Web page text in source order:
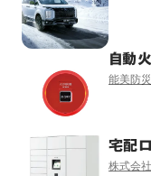
自動
能美防
宅配
株式会